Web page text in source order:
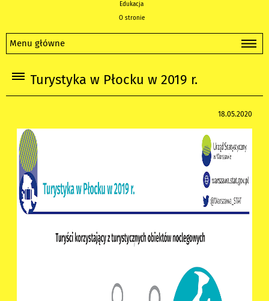
Edukacja
O stronie
Menu główne
Turystyka w Płocku w 2019 r.
18.05.2020